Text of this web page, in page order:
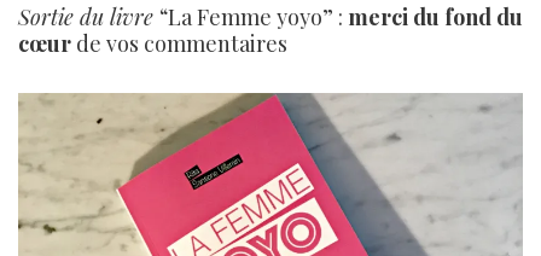
Sortie du livre “La Femme yoyo” : merci du fond du
cœur de vos commentaires